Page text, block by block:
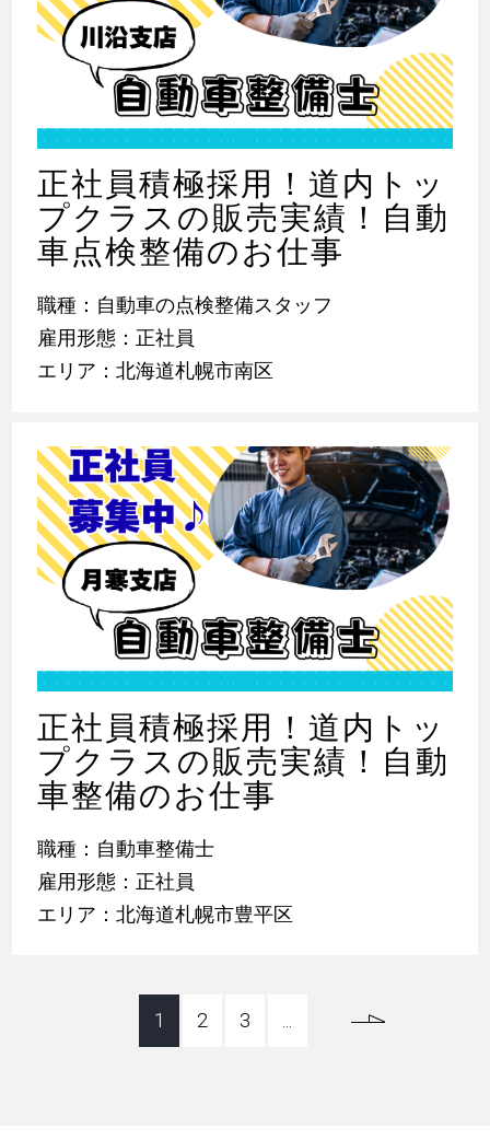
正社員積極採用！道内トッ
プクラスの販売実績！自動
車点検整備のお仕事
職種：自動車の点検整備スタッフ
雇用形態：正社員
エリア：北海道札幌市南区
正社員積極採用！道内トッ
プクラスの販売実績！自動
車整備のお仕事
職種：自動車整備士
雇用形態：正社員
エリア：北海道札幌市豊平区
1 2 3